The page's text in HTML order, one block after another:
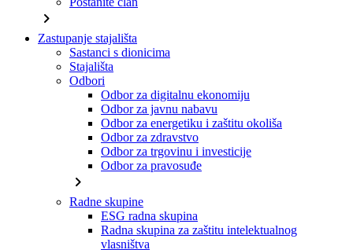
chevron_right
Zastupanje stajališta
Sastanci s dionicima
Stajališta
Odbori
Odbor za digitalnu ekonomiju
Odbor za javnu nabavu
Odbor za energetiku i zaštitu okoliša
Odbor za zdravstvo
Odbor za trgovinu i investicije
Odbor za pravosuđe
chevron_right
Radne skupine
ESG radna skupina
Radna skupina za zaštitu intelektualnog
vlasništva